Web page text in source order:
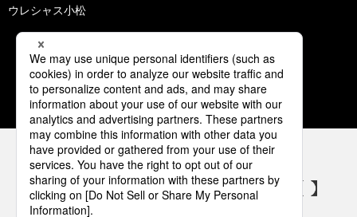
ウレシャス小松
1 2 3 4 5
パナソニックの電気設備 SNSアカウント